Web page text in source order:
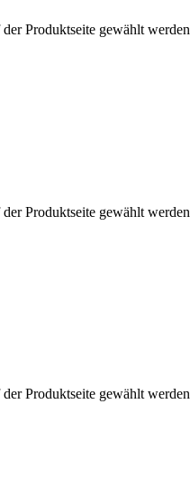
Produktseite gewählt werden
Produktseite gewählt werden
Produktseite gewählt werden